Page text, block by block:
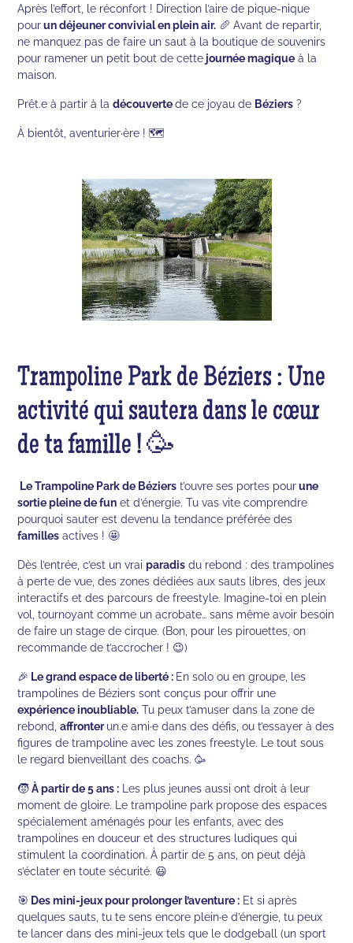
Après l’effort, le réconfort ! Direction l’aire de pique-nique
pourun déjeuner convivial en plein air. 🥖 Avant de repartir,
ne manquez pas de faire un saut à la boutique de souvenirs
pour ramener un petit bout de cette journée magique à la
maison.
Prêt.e à partir à ladécouvertede ce joyau de Béziers ?
À bientôt, aventurier·ère ! 🗺️
Trampoline Park de Béziers : Une
activité qui sautera dans le cœur
de ta famille ! 🥳
Le Trampoline Park de Béziers t’ouvre ses portes pourune
sortie pleine de fun et d’énergie. Tu vas vite comprendre
pourquoi sauter est devenu la tendance préférée des
familles actives ! 🤩
Dès l’entrée, c’est un vraiparadis du rebond : des trampolines
à perte de vue, des zones dédiées aux sauts libres, des jeux
interactifs et des parcours de freestyle. Imagine-toi en plein
vol, tournoyant comme un acrobate… sans même avoir besoin
de faire un stage de cirque. (Bon, pour les pirouettes, on
recommande de t’accrocher ! 😉)
🎉 Le grand espace de liberté : En solo ou en groupe, les
trampolines de Béziers sont conçus pour offrir une
expérience inoubliable. Tu peux t’amuser dans la zone de
rebond,affronterun.e ami·e dans des défis, ou t’essayer à des
figures de trampoline avec les zones freestyle. Le tout sous
le regard bienveillant des coachs. 🥳
🧒À partir de 5 ans : Les plus jeunes aussi ont droit à leur
moment de gloire. Le trampoline park propose des espaces
spécialement aménagés pour les enfants, avec des
trampolines en douceur et des structures ludiques qui
stimulent la coordination. À partir de 5 ans, on peut déjà
s’éclater en toute sécurité. 😃
🎯 Des mini-jeux pour prolonger l’aventure : Et si après
quelques sauts, tu te sens encore plein·e d’énergie, tu peux
te lancer dans des mini-jeux tels que le dodgeball (un sport